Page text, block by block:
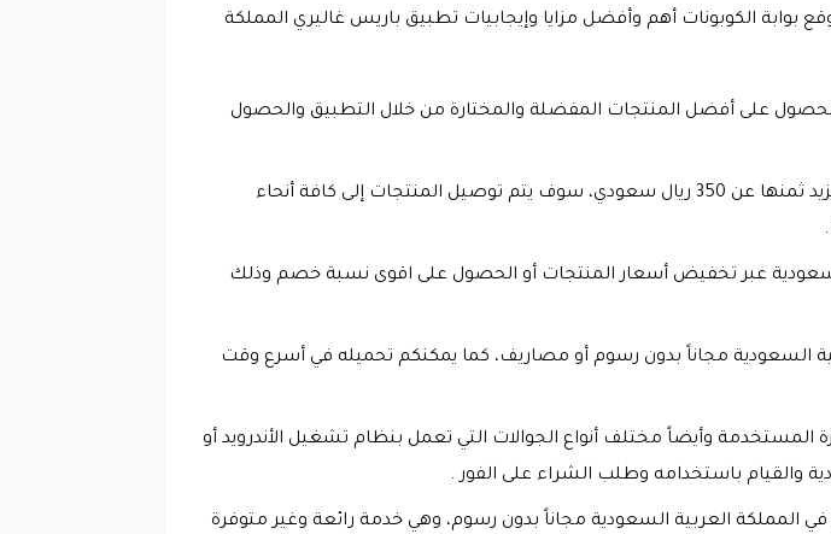
الكوبونات أهم وأفضل مزايا وإيجابيات تطبيق باريس غاليري المملكة
على أفضل المنتجات المفضلة والمختارة من خلال التطبيق والحصول
يقدم تطبيق باريس غاليري 2026 إمكانية الشحن المجاني للمنتجات التي يزيد ثمنها عن 350 ريال سعودي، سوف يتم توصيل المنتجات إلى كافة أنحاء
العملاء التمتع بالتسوق عبر تطبيق باريس غاليري 2026 بالسعودية عبر تخفيض أسعار المنتجات أو الحصول على اقوى نسبة خصم وذلك
تطبيق باريس غاليري 2026 في المملكة العربية السعودية مجاناً بدون رسوم أو مصاريف، كما يمكنكم تحميله في أسرع وقت
وأيضاً مختلف أنواع الجوالات التي تعمل بنظام تشغيل الأندرويد أو
والقيام باستخدامه وطلب الشراء على الفور .
المملكة العربية السعودية مجاناً بدون رسوم، وهي خدمة رائعة وغير متوفرة